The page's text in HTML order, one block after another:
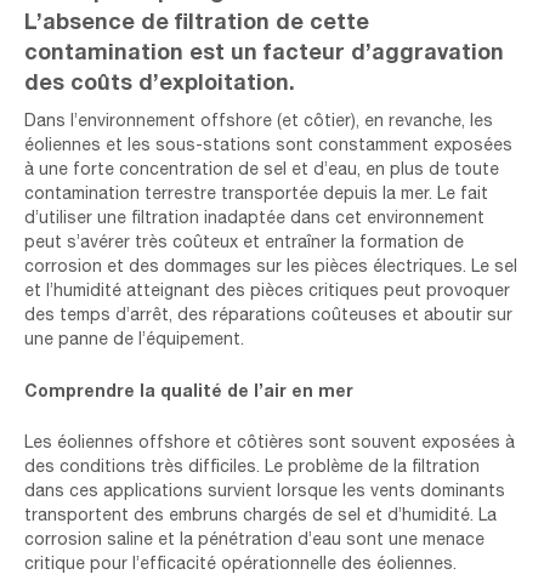
L’absence de filtration de cette
contamination est un facteur d’aggravation
des coûts d’exploitation.
Dans l’environnement offshore (et côtier), en revanche, les
éoliennes et les sous-stations sont constamment exposées
à une forte concentration de sel et d’eau, en plus de toute
contamination terrestre transportée depuis la mer. Le fait
d’utiliser une filtration inadaptée dans cet environnement
peut s’avérer très coûteux et entraîner la formation de
corrosion et des dommages sur les pièces électriques. Le sel
et l’humidité atteignant des pièces critiques peut provoquer
des temps d’arrêt, des réparations coûteuses et aboutir sur
une panne de l’équipement.
Comprendre la qualité de l’air en mer
Les éoliennes offshore et côtières sont souvent exposées à
des conditions très difficiles. Le problème de la filtration
dans ces applications survient lorsque les vents dominants
transportent des embruns chargés de sel et d’humidité. La
corrosion saline et la pénétration d’eau sont une menace
critique pour l’efficacité opérationnelle des éoliennes.